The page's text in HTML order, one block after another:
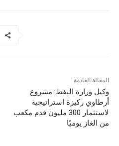
المقالة القادمة
وكيل وزارة النفط: مشروع
أرطاوي ركيزة استراتيجية
لاستثمار 300 مليون قدم مكعب
من الغاز يوميًا